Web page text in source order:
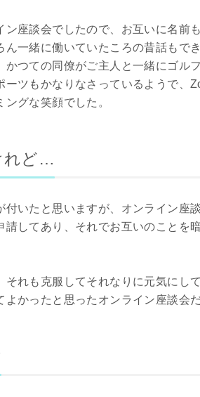
座談会でしたので、お互いに名前
ん一緒に働いていたころの昔話もで
かつての同僚がご主人と一緒にゴル
ーツもかなりなさっているようで、
グな笑顔でした。
れど…
付いたと思いますが、オンライン座
請してあり、それでお互いのことを
れも克服してそれなりに元気にし
かったと思ったオンライン座談会